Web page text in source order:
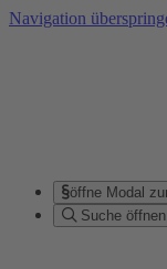
Navigation
öffne Modal
Suche öffnen